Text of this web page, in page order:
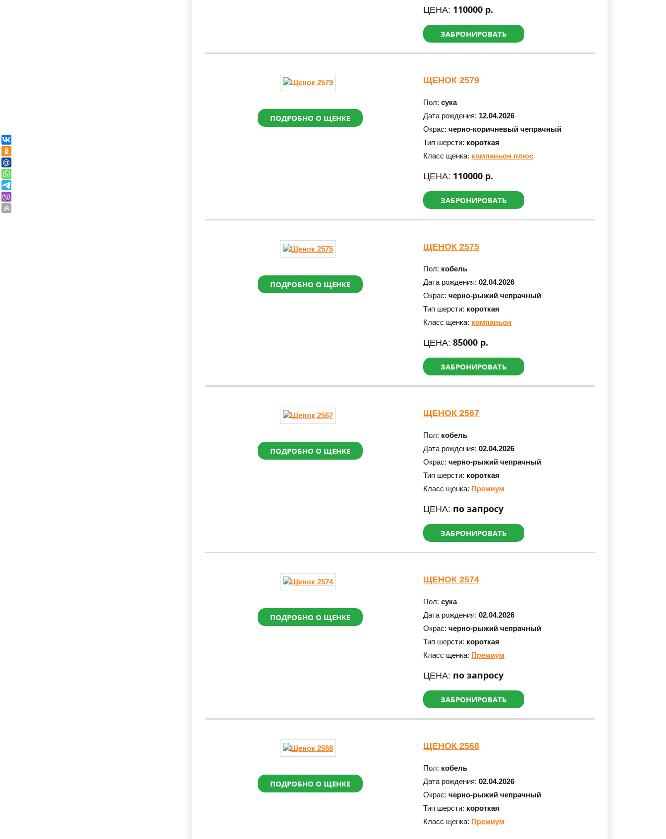
ЦЕНА: 110000 р.
ЗАБРОНИРОВАТЬ
ПОДРОБНО О ЩЕНКЕ
ЩЕНОК 2579
Пол:сука
Дата рождения: 12.04.2026
Окрас:черно-коричневый чепрачный
Тип шерсти: короткая
Класс щенка: компаньон плюс
ЦЕНА: 110000 р.
ЗАБРОНИРОВАТЬ
ПОДРОБНО О ЩЕНКЕ
ЩЕНОК 2575
Пол: кобель
Дата рождения:02.04.2026
Окрас:черно-рыжий чепрачный
Тип шерсти: короткая
Класс щенка: компаньон
ЦЕНА: 85000 р.
ЗАБРОНИРОВАТЬ
ПОДРОБНО О ЩЕНКЕ
ЩЕНОК 2567
Пол: кобель
Дата рождения:02.04.2026
Окрас:черно-рыжий чепрачный
Тип шерсти: короткая
Класс щенка: Премиум
ЦЕНА: по запросу
ЗАБРОНИРОВАТЬ
ПОДРОБНО О ЩЕНКЕ
ЩЕНОК 2574
Пол:сука
Дата рождения:02.04.2026
Окрас:черно-рыжий чепрачный
Тип шерсти: короткая
Класс щенка: Премиум
ЦЕНА: по запросу
ЗАБРОНИРОВАТЬ
ПОДРОБНО О ЩЕНКЕ
ЩЕНОК 2568
Пол: кобель
Дата рождения:02.04.2026
Окрас:черно-рыжий чепрачный
Тип шерсти: короткая
Класс щенка: Премиум